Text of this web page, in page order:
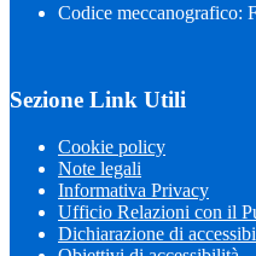
Codice meccanografico:
Sezione Link Utili
Cookie policy
Note legali
Informativa Privacy
Ufficio Relazioni con il
Dichiarazione di